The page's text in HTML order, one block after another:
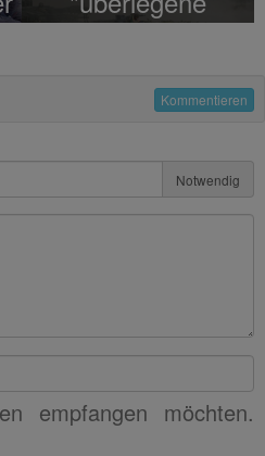
besiegen
Kommentieren
Notwendig
empfangen möchten.